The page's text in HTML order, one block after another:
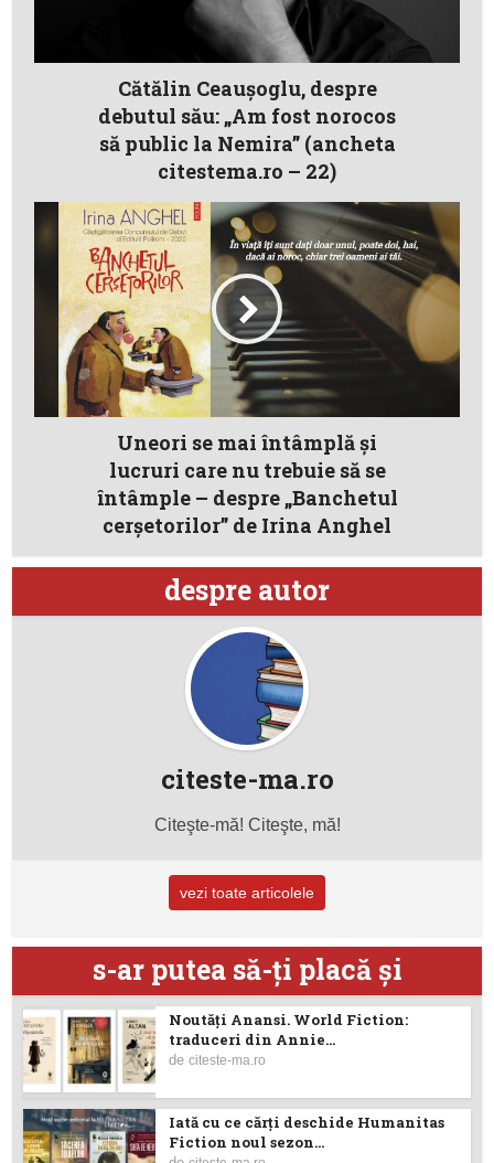
Cătălin Ceauşoglu, despre
debutul său: „Am fost norocos
să public la Nemira” (ancheta
citestema.ro – 22)
Uneori se mai întâmplă şi
lucruri care nu trebuie să se
întâmple – despre „Banchetul
cerşetorilor” de Irina Anghel
despre autor
citeste-ma.ro
Citeşte-mă! Citeşte, mă!
vezi toate articolele
s-ar putea să-ţi placă şi
Noutăţi Anansi. World Fiction:
traduceri din Annie...
deciteste-ma.ro
Iată cu ce cărţi deschide Humanitas
Fiction noul sezon...